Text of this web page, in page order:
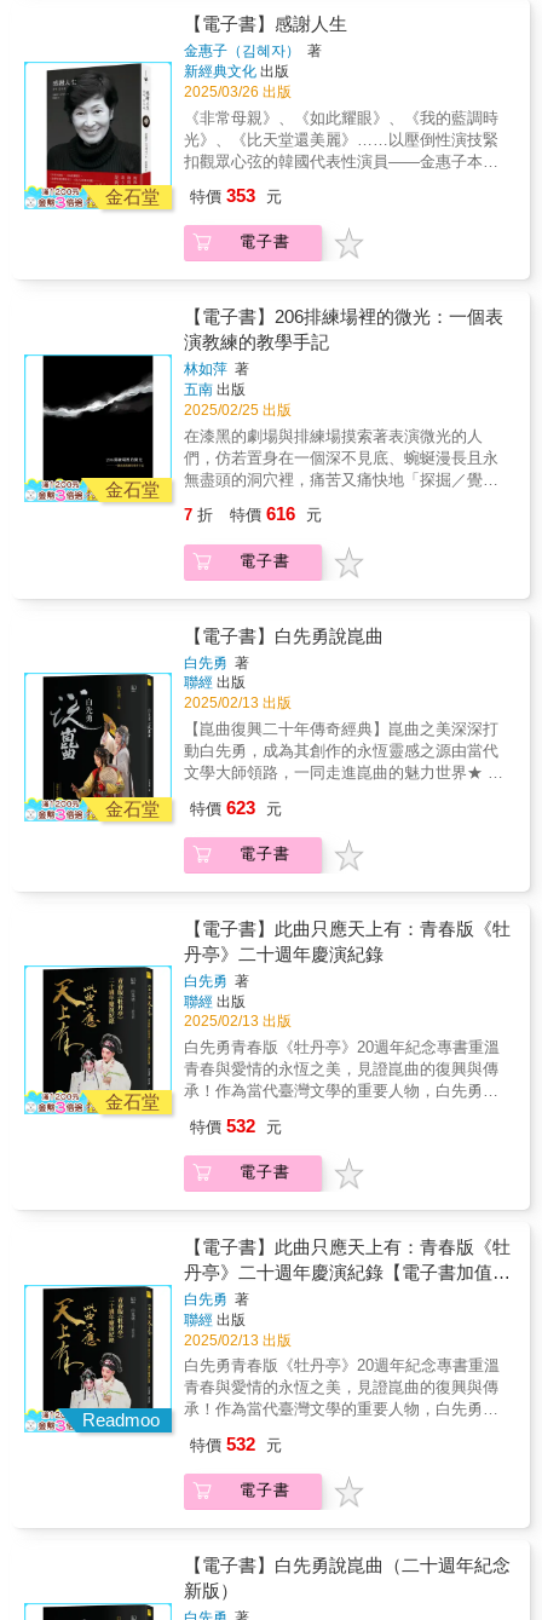
訴大家，劇本中的這些「細節」究竟該如何填
滿，威力最大。●故事發想──完整你的故事企
劃為什麼故事背景很豐富，卻仍寫不出來？如
何設定「角色」，好讓故事自動長出來？想了
開頭和結尾，中間怎麼寫？寫故事應該先想
「情節」還是「角色」？想不出故事的結局怎
麼辦？●角色建立──完成角色設定與歷程如何
用「場景」塑造角色？如何寫性格與自己不同
的角色？如何讓角色「亮相」，表現角色特
質？如何決定你的「主角」？如何透過「角色
小傳」定義角色，把角色想清楚？●情節布局
──寫出緊湊的作品如何從無到有生出情節？如
什麼寫故事要先知道「結局」？●對白設計──
什麼才算「好對白」「對白」怎麼寫，才能展
現最好效果？如何設計「場景」，讓對白合情
合理？別讓角色說出心裡話！如何寫「潛台
詞」？如何做「丟接」，讓角色互動更自然？
如何用「場景的節拍」，加強對白的推進功
能？●作為編劇──拆除寫故事的心理糾結怎麼
寫，才不會過度指導演員與導演？如何寫好
「分場大綱」讓故事影像化？「劇本」怎麼
寫，才能好讀又好用？怎麼做劇本分析？如何
多，越不知道該怎麼寫？●劇本格式──專業與
業餘的分野台灣的劇本格式長什麼樣子？你的
劇本很為什麼很難讀？劇本寫作地雷有哪些？
示」到底該寫多細？如何在劇本中使用「鏡
頭」與「剪輯」技巧？★寫作學員一致好評
★「老師對於劇本故事邏輯安排、角色塑造和
互動的設計都有精闢、清楚的解說與介紹……
整體來說，課程學到的技巧和專業知識，將能
幫助寫作者更了編劇時的誤區和盲點，對於劇
本寫作有長遠的幫助。」------------------沈方榆
其門而入；後來偶然發現東默農老師的教學影
片，淺顯易懂，所以買了老師的編劇書，現在
也上了編劇課，我發現我能夠將腦海中的故事
剖析觀眾會被吸引到的關鍵，並提供許多創作
時可使用的工具知識。」-----------------邱o豪
「覺得同學提問和老師的回答非常精采。每一
字句都是經驗談，讓我反思大學曾寫過的劇
本，毫無結構但大膽創作，卻被打槍的過
去……因為老師融入心理學，看劇看戲，往往
能一針見血背後的目的和原因。」----------------
Che 「原本對編劇完全沒概念的我，居然在老
師一步一步的引導下也能創作出屬於自己的小
故事，真是太神奇了！原本只是想增進文案企
編劇為業也能收穫良多。」---------------鄭羽妡
（《田園日記》、《媽媽和海》編劇）、曹世
鉉（攝影師）、金鉐潤（《住在清潭洞》、
《如此耀眼》、《比天堂還美麗》導演）、韓
志旼（演員）、楊貴媚（國際影后） 感動推薦
三十歲的尾聲，我曾與惠子女士一起踏上漫長
的山野之旅。這多虧了電影《非常母親》的拍
攝地遍布全國，這也意味著，不管是我、攝影
導演或製作人，所有人都迫切地想為這部作品
找到美麗的取景地。然而，最終看到完成的電
最動人的風景，正是惠子女士的臉。――奉俊
昊（電影導演）我從演員金惠子身上見到求道
者的姿態。以演戲為職志活了一輩子的她，不
知道是否一開始便看清了人生如戲的本質――
在每部作品中都為了成為那個角色，拿出求道
者修行的熱情與努力。她是個想透過演技表現
人生喜怒哀樂，以及在所有傷痛背後常有希望
相隨的真正而美麗的修行者。――金鉐潤
（《住在清潭洞》、《如此耀眼》、《比天堂
還美麗》導演）老師在談話結束時總不忘加上
一句：「我非常感謝。」在就連一件小事也不
馬虎的心態之中，彷彿蘊含著老師看待世界的
水盈眶。多虧於此，我總是透過老師的存在，
體會到世界更加溫暖的瞬間。――韓志旼（演
員）本書是以二〇二一至二〇二二年與演員金
惠子長時間面對面及電話採訪、口述、將從未
聞報導、廣播等各種媒體的訪談為基礎，由編
輯製作初稿，再由作者重新修正、增添記憶與
事實，以此方式完成原稿。就讓我們好好期
待，從燈光耀眼的電視劇與四方形的螢幕中走
出來的「人類金惠子」吧。「我想以我的作
風，坦蕩蕩地活著。」我演戲，是因為我只會
演戲。因為演戲是我的最愛，它讓我時時悸動
不已。我會把台詞讀上超過百遍，直到自己完
全入戲為止，昨天表演時渾然未覺之處，今天
讓人喜悅。我沒理由將那份喜悅拒於門外，那
份喜悅誰也奪不走。對自己的人生坦率，真實
的人就能聽懂這句話。除了活下去，人生似乎
神就會在後頭看顧我。我把所有作品都當成最
後一部作品，卯足全力，就這樣在演戲的過程
中，我真正喜歡上了自己。對我來說，演技不
是職業，是人生，是我的一切。演員不能因為
「演到這樣就行了」或「這程度算是成功了」
就止步不前，而是必須在那個點上頭重新開
始。因為，這就是人生。我必須賭上一切，必
須抱著這樣的心情。我會把《安娜‧卡列尼娜》
事，都無所謂，我人生的每分每秒，都不會毫
無意義。」
金石堂
【電子書】感謝人生
金惠子（김혜자）
著
新經典文化 出版
2025/03/26 出版
《非常母親》、《如此耀眼》、《我的藍調時
光》、《比天堂還美麗》……以壓倒性演技緊
扣觀眾心弦的韓國代表性演員――金惠子本書
熱情、感恩與喜悅，以及「國民演員」、「國
民母親」的盛名背後，站在那無法言喻的虛無
與悲傷的生之舞台上的告白。「儘管如此，我
（《田園日記》、《媽媽和海》編劇）、曹世
鉉（攝影師）、金鉐潤（《住在清潭洞》、
《如此耀眼》、《比天堂還美麗》導演）、韓
志旼（演員）、楊貴媚（國際影后） 感動推薦
三十歲的尾聲，我曾與惠子女士一起踏上漫長
的山野之旅。這多虧了電影《非常母親》的拍
攝地遍布全國，這也意味著，不管是我、攝影
導演或製作人，所有人都迫切地想為這部作品
找到美麗的取景地。然而，最終看到完成的電
影時，所有人瞬間領悟到一個事實──這部電影
昊（電影導演）我從演員金惠子身上見到求道
者的姿態。以演戲為職志活了一輩子的她，不
知道是否一開始便看清了人生如戲的本質――
者修行的熱情與努力。她是個想透過演技表現
人生喜怒哀樂，以及在所有傷痛背後常有希望
相隨的真正而美麗的修行者。――金鉐潤
（《住在清潭洞》、《如此耀眼》、《比天堂
還美麗》導演）老師在談話結束時總不忘加上
一句：「我非常感謝。」在就連一件小事也不
馬虎的心態之中，彷彿蘊含著老師看待世界的
水盈眶。多虧於此，我總是透過老師的存在，
體會到世界更加溫暖的瞬間。――韓志旼（演
員）本書是以二〇二一至二〇二二年與演員金
惠子長時間面對面及電話採訪、口述、將從未
聞報導、廣播等各種媒體的訪談為基礎，由編
輯製作初稿，再由作者重新修正、增添記憶與
事實，以此方式完成原稿。就讓我們好好期
待，從燈光耀眼的電視劇與四方形的螢幕中走
出來的「人類金惠子」吧。「我想以我的作
風，坦蕩蕩地活著。」我演戲，是因為我只會
演戲。因為演戲是我的最愛，它讓我時時悸動
不已。我會把台詞讀上超過百遍，直到自己完
全入戲為止，昨天表演時渾然未覺之處，今天
卻有了頓悟，那要比發現什麼樣的金銀財寶都
讓人喜悅。我沒理由將那份喜悅拒於門外，那
份喜悅誰也奪不走。對自己的人生坦率，真實
的人就能聽懂這句話。除了活下去，人生似乎
沒有別的答案。我相信，只要我拚了命去做，
後一部作品，卯足全力，就這樣在演戲的過程
中，我真正喜歡上了自己。對我來說，演技不
是職業，是人生，是我的一切。演員不能因為
「演到這樣就行了」或「這程度算是成功了」
就止步不前，而是必須在那個點上頭重新開
始。因為，這就是人生。我必須賭上一切，必
須抱著這樣的心情。我會把《安娜‧卡列尼娜》
的最後一句當成台詞吟誦：「無論我發生什麼
無意義。」
特價 353 元
電子書
金石堂
【電子書】206排練場裡的微光：一個表
演教練的教學手記
林如萍 著
五南 出版
2025/02/25 出版
在漆黑的劇場與排練場摸索著表演微光的人
們，仿若置身在一個深不見底、蜿蜒漫長且永
無盡頭的洞穴裡，痛苦又痛快地「探掘／覺」
得做個謙卑的挖礦人；感受雖是迷離的，但實
踐方式或許可以經由表演教練與演員的
「教」、「學」互動，琢磨出可行的路徑。本
教學現場規劃、重組與實作的課程結構，歸納
出在表演教學上的核心理念；收錄了四大表演
訓練單元與七十二個訓練項目，也珍貴地記錄
了與年輕演員們工作時，一同在黑暗洞穴裡
「鑿光」的表演探究過程。
7 折 特價 616 元
電子書
金石堂
【電子書】白先勇說崑曲
白先勇 著
聯經 出版
2025/02/13 出版
【崑曲復興二十年傳奇經典】崑曲之美深深打
動白先勇，成為其創作的永恆靈感之源由當代
文學大師領路，一同走進崑曲的魅力世界★ 新
百、牡丹兩百慶演專家賞析，演出團隊心得感
想★★ 封面由書法名家董陽孜親筆題字 ★★
增加多幅精美外景劇照 ★崑曲是中國戲曲藝術
峰，更是中國人情感的具體詮釋。白先勇長期
致力於崑曲的復興與推廣工作，並自許為「崑
曲義工」。探索崑曲的悠久歷史與無窮魅力，
感受這一藝術形式所帶來的心靈震撼！自2004
年青春版《牡丹亭》世界首演，《白先勇說崑
曲》同步問世後，便成為崑曲復興的重要見證
之作。二十年來，青春版《牡丹亭》巡演全
球，演出超過五百場，觀眾逾百萬，掀起崑曲
藝術的全新風潮。此次推出的二十週年紀念
版，收錄白先勇撰寫的全新序言，回顧崑曲復
海、南京與崑曲結緣，至2003年製作青春版
《牡丹亭》，並以此作品推動崑曲從國內舞臺
走向國際的感人故事。書中保留過往珍貴的訪
蔡正仁，以及與重量級學者余秋雨、許倬雲的
對談，對傳字輩大師的致敬，同時記錄了青春
版《牡丹亭》製作階段的各個重要里程碑。全
新紀念版新增多幅精彩的外景照片，並特邀書
法名家董陽孜題字，以其氣韻生動的筆觸詮釋
崑曲之美，為本書增添典藏價值，讓讀者在字
裡行間與封面書藝中感受崑曲的雅韻悠長。
《白先勇說崑曲》不僅是一部對崑曲藝術深刻
命之書，邀您一同感受崑曲之美，領略百戲之
特價 623 元
電子書
金石堂
【電子書】此曲只應天上有：青春版《牡
丹亭》二十週年慶演紀錄
白先勇 著
聯經 出版
2025/02/13 出版
白先勇青春版《牡丹亭》20週年紀念專書重溫
青春與愛情的永恆之美，見證崑曲的復興與傳
承！作為當代臺灣文學的重要人物，白先勇以
將青春版《牡丹亭》打造成崑曲的現代經典。
他不僅是這部作品的總製作人，更是文化傳承
的推動者。白先勇從小與崑曲結緣，深知其傳
輕觀眾，讓崑曲在21世紀重新煥發青春。青春
版《牡丹亭》自2004年首演以來，已成為崑曲
界的經典之作。2024年迎來二十週年，意義深
遠。在這本紀念專書中，我們將共同回顧青春
版《牡丹亭》自首演以來的輝煌歷程，探索其
在崑曲復興、文化交流及教育推廣等方面的重
要貢獻。《此曲只應天上有》集結青春版《牡
丹亭》二十週年臺灣慶演、北京慶演、南京慶
演等經典場次的眾多名家賞析專文，演員及製
作團隊成員現身說法，更收錄白先勇與藝術家
創新，帶領讀者全方位感受崑曲的永恆魅力與
文化深度。
特價 532 元
電子書
Readmoo
【電子書】此曲只應天上有：青春版《牡
丹亭》二十週年慶演紀錄【電子書加值收
錄訪談專文】
白先勇 著
聯經 出版
2025/02/13 出版
白先勇青春版《牡丹亭》20週年紀念專書重溫
青春與愛情的永恆之美，見證崑曲的復興與傳
承！作為當代臺灣文學的重要人物，白先勇以
將青春版《牡丹亭》打造成崑曲的現代經典。
他不僅是這部作品的總製作人，更是文化傳承
的推動者。白先勇從小與崑曲結緣，深知其傳
輕觀眾，讓崑曲在21世紀重新煥發青春。青春
版《牡丹亭》自2004年首演以來，已成為崑曲
界的經典之作。2024年迎來二十週年，意義深
特價 532 元
電子書
【電子書】白先勇說崑曲（二十週年紀念
新版）